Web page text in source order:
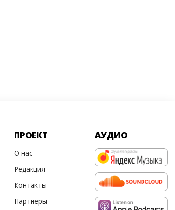
ПРОЕКТ
О нас
Редакция
Контакты
Партнеры
АУДИО